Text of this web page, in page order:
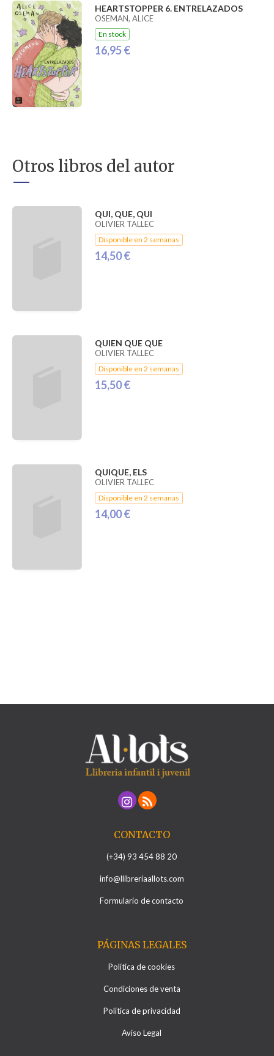
HEARTSTOPPER 6. ENTRELAZADOS
OSEMAN, ALICE
En stock
16,95 €
Otros libros del autor
QUI, QUE, QUI
OLIVIER TALLEC
Disponible en 2 semanas
14,50 €
QUIEN QUE QUE
OLIVIER TALLEC
Disponible en 2 semanas
15,50 €
QUIQUE, ELS
OLIVIER TALLEC
Disponible en 2 semanas
14,00 €
CONTACTO
(+34) 93 454 88 20
info@llibreriaallots.com
Formulario de contacto
PÁGINAS LEGALES
Política de cookies
Condiciones de venta
Política de privacidad
Aviso Legal